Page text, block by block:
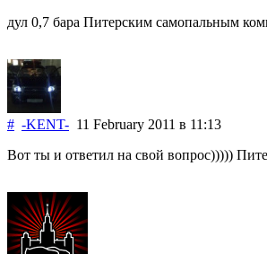
дул 0,7 бара Питерским самопальным
# -KENT- 11 February 2011 в 11:13
Вот ты и ответил на свой вопрос)))))